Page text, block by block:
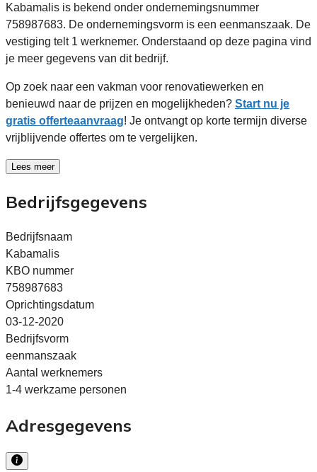
Kabamalis is bekend onder ondernemingsnummer
758987683. De ondernemingsvorm is een eenmanszaak. De
vestiging telt 1 werknemer. Onderstaand op deze pagina vind
je meer gegevens van dit bedrijf.
Op zoek naar een vakman voor renovatiewerken en
benieuwd naar de prijzen en mogelijkheden? Start nu je
gratis offerteaanvraag! Je ontvangt op korte termijn diverse
vrijblijvende offertes om te vergelijken.
Lees meer
Bedrijfsgegevens
Bedrijfsnaam
Kabamalis
KBO nummer
758987683
Oprichtingsdatum
03-12-2020
Bedrijfsvorm
eenmanszaak
Aantal werknemers
1-4 werkzame personen
Adresgegevens